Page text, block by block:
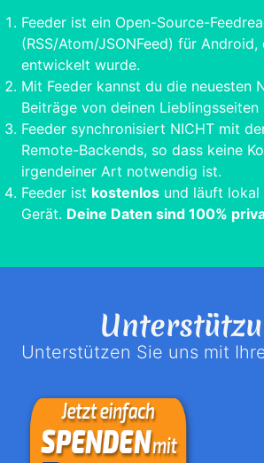
Feeder ist ein Open-Source-
(RSS/Atom/JSONFeed) für Android,
entwickelt wurde.
Mit Feeder kannst du die neuesten
Beiträge von deinen Lieblingsseiten
Feeder synchronisiert NICHT mit
Remote-Backends, so dass keine
irgendeiner Art notwendig ist.
Feeder ist kostenlos und läuft lokal
Gerät. Deine Daten sind 100%
Unterstützen Sie uns mit